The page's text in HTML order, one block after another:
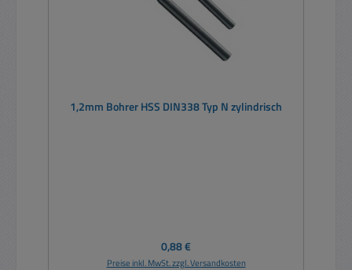
1,2mm Bohrer HSS DIN338 Typ N zylindrisch
Regulärer Preis:
0,88 €
Preise inkl. MwSt. zzgl. Versandkosten